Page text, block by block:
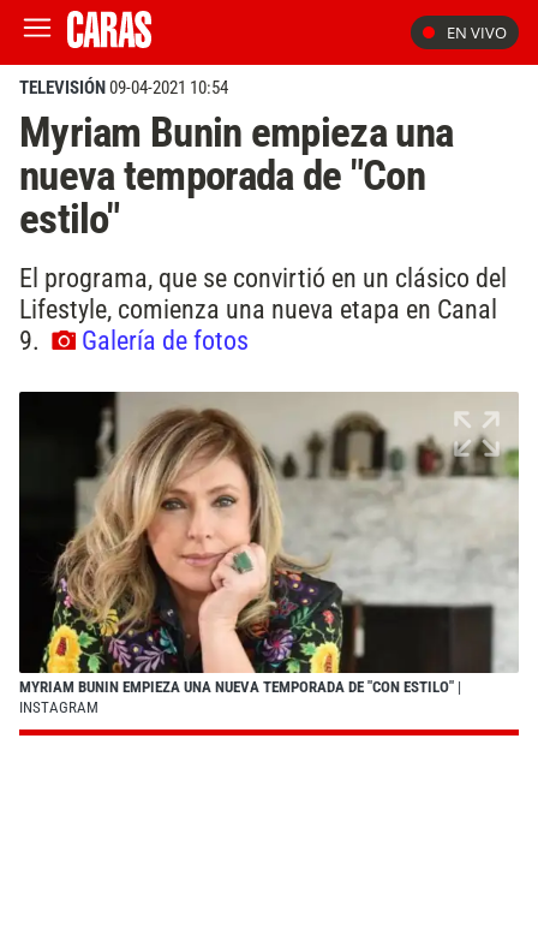
EN VIVO
TELEVISIÓN09-04-2021 10:54
Myriam Bunin empieza una
nueva temporada de "Con
estilo"
El programa, que se convirtió en un clásico del
Lifestyle, comienza una nueva etapa en Canal
9.
Galería de fotos
MYRIAM BUNIN EMPIEZA UNA NUEVA TEMPORADA DE "CON ESTILO" |
INSTAGRAM